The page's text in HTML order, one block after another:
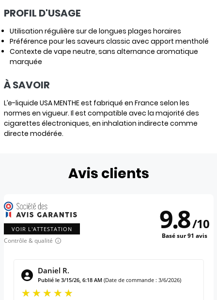
PROFIL D'USAGE
Utilisation régulière sur de longues plages horaires
Préférence pour les saveurs classic avec apport mentholé
Contexte de vape neutre, sans alternance aromatique
marquée
À SAVOIR
L’e-liquide USA MENTHE est fabriqué en France selon les
normes en vigueur. Il est compatible avec la majorité des
cigarettes électroniques, en inhalation indirecte comme
directe modérée.
Avis clients
VOIR L'ATTESTATION
Contrôle & qualité
9.8/10
Basé sur 91 avis
Daniel R.
Publié le 3/15/26, 6:18 AM (Date de commande : 3/6/2026)